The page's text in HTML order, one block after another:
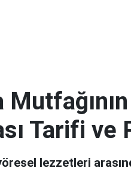
Tarifi ve
lezzetleri